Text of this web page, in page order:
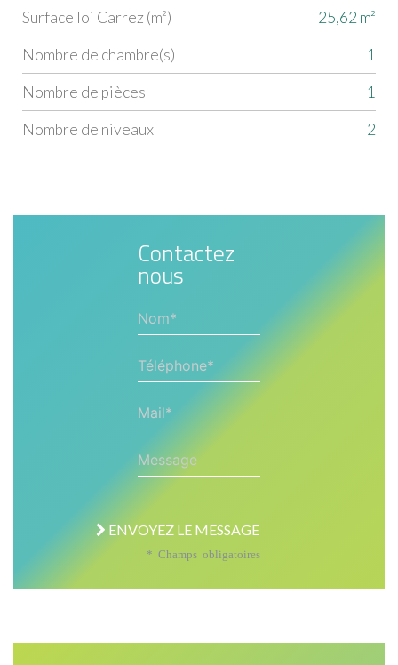
Surface loi Carrez (m²)
25,62 m²
Nombre de chambre(s)
1
Nombre de pièces
1
Nombre de niveaux
2
Contactez
nous
Nom*
Téléphone*
Mail*
Message
ENVOYEZ LE MESSAGE
* Champs obligatoires